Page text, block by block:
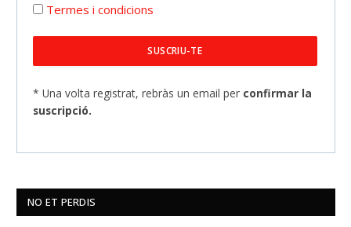
Termes i condicions
* Una volta registrat, rebràs un email per confirmar la
suscripció.
NO ET PERDIS